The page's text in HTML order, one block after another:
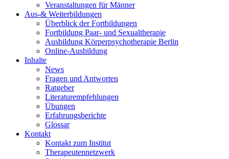
Veranstaltungen für Männer
Aus-& Weiterbildungen
Überblick der Fortbildungen
Fortbildung Paar- und Sexualtherapie
Ausbildung Körperpsychotherapie Berlin
Online-Ausbildung
Inhalte
News
Fragen und Antworten
Ratgeber
Literaturempfehlungen
Übungen
Erfahrungsberichte
Glossar
Kontakt
Kontakt zum Institut
Therapeutennetzwerk